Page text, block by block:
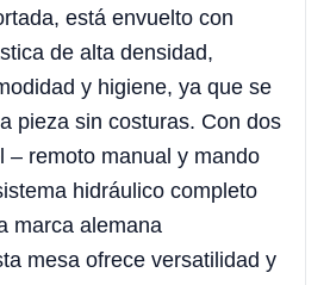
está envuelto con
de alta densidad,
y higiene, ya que se
pieza sin costuras. Con dos
– remoto manual y mando
hidráulico completo
marca alemana
mesa ofrece versatilidad y